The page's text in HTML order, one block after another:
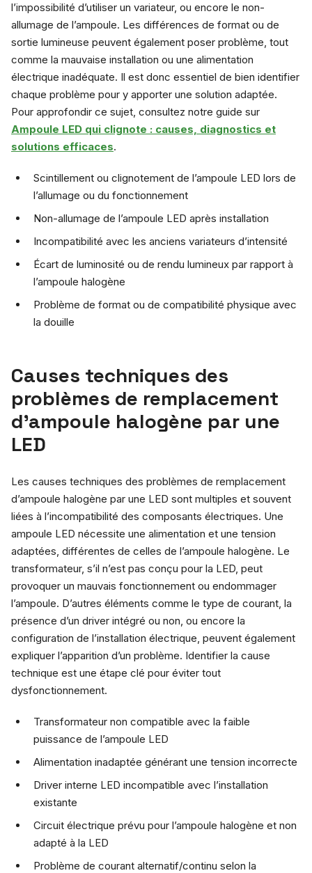
l’impossibilité d’utiliser un variateur, ou encore le non-
allumage de l’ampoule. Les différences de format ou de
sortie lumineuse peuvent également poser problème, tout
comme la mauvaise installation ou une alimentation
électrique inadéquate. Il est donc essentiel de bien identifier
chaque problème pour y apporter une solution adaptée.
Pour approfondir ce sujet, consultez notre guide sur
Ampoule LED qui clignote : causes, diagnostics et
solutions efficaces.
Scintillement ou clignotement de l’ampoule LED lors de
l’allumage ou du fonctionnement
Non-allumage de l’ampoule LED après installation
Incompatibilité avec les anciens variateurs d’intensité
Écart de luminosité ou de rendu lumineux par rapport à
l’ampoule halogène
Problème de format ou de compatibilité physique avec
la douille
Causes techniques des
problèmes de remplacement
d’ampoule halogène par une
LED
Les causes techniques des problèmes de remplacement
d’ampoule halogène par une LED sont multiples et souvent
liées à l’incompatibilité des composants électriques. Une
ampoule LED nécessite une alimentation et une tension
adaptées, différentes de celles de l’ampoule halogène. Le
transformateur, s’il n’est pas conçu pour la LED, peut
provoquer un mauvais fonctionnement ou endommager
l’ampoule. D’autres éléments comme le type de courant, la
présence d’un driver intégré ou non, ou encore la
configuration de l’installation électrique, peuvent également
expliquer l’apparition d’un problème. Identifier la cause
technique est une étape clé pour éviter tout
dysfonctionnement.
Transformateur non compatible avec la faible
puissance de l’ampoule LED
Alimentation inadaptée générant une tension incorrecte
Driver interne LED incompatible avec l’installation
existante
Circuit électrique prévu pour l’ampoule halogène et non
adapté à la LED
Problème de courant alternatif/continu selon la